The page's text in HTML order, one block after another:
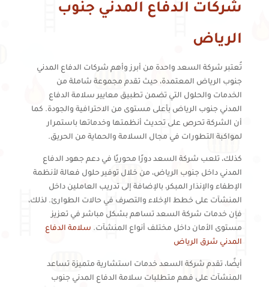
شركات الدفاع المدني جنوب
الرياض
تُعتبر شركة السعد واحدة من أبرز وأهم شركات الدفاع المدني
جنوب الرياض المعتمدة، حيث تقدم مجموعة شاملة من
الخدمات والحلول التي تضمن تطبيق معايير سلامة الدفاع
المدني جنوب الرياض بأعلى مستوى من الاحترافية والجودة. كما
أن الشركة تحرص على تحديث أنظمتها وخدماتها باستمرار
لمواكبة التطورات في مجال السلامة والحماية من الحريق.
كذلك، تلعب شركة السعد دورًا محوريًا في دعم جهود الدفاع
المدني داخل جنوب الرياض، من خلال توفير حلول فعالة لأنظمة
الإطفاء والإنذار المبكر، بالإضافة إلى تدريب العاملين داخل
المنشآت على خطط الإخلاء والتصرف في حالات الطوارئ. لذلك،
فإن خدمات شركة السعد تساهم بشكل مباشر في تعزيز
مستوى الأمان داخل مختلف أنواع المنشآت. سلامة الدفاع
المدني شرق الرياض
أيضًا، تقدم شركة السعد خدمات استشارية متميزة تساعد
المنشآت على فهم متطلبات سلامة الدفاع المدني جنوب